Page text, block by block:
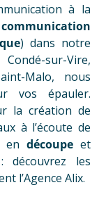
à la
) dans notre
sur-Vire,
Malo, nous
vos épauler.
la création de
à l’écoute de
en découpeet
découvrez les
l’Agence Alix.